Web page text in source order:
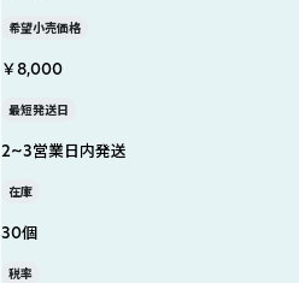
希望小売価格
￥8,000
最短発送日
2~3営業日内発送
在庫
30個
税率